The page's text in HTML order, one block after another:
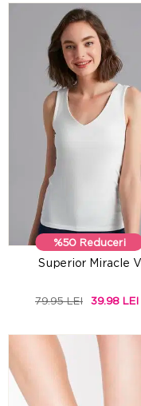
%50 Reduceri
Superior Miracle V
79.95 LEI 39.98 LEI